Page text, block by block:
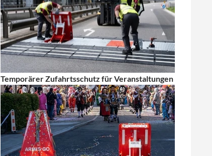
Temporärer Zufahrtsschutz für Veranstaltungen